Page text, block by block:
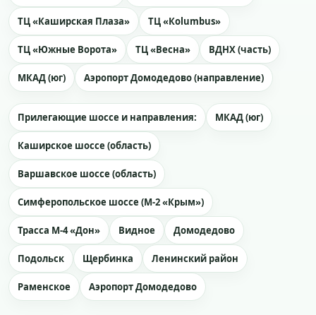
ТЦ «Каширская Плаза» ТЦ «Кolumbus»
ТЦ «Южные Ворота» ТЦ «Весна» ВДНХ (часть)
МКАД (юг) Аэропорт Домодедово (направление)
Прилегающие шоссе и направления: МКАД (юг)
Каширское шоссе (область)
Варшавское шоссе (область)
Симферопольское шоссе (М-2 «Крым»)
Трасса М-4 «Дон» Видное Домодедово
Подольск Щербинка Ленинский район
Раменское Аэропорт Домодедово